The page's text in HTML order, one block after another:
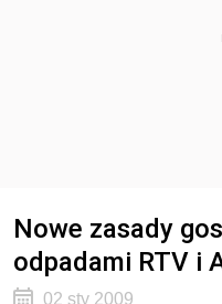
Nowe zasady
odpadami RTV i
02 sty 2009